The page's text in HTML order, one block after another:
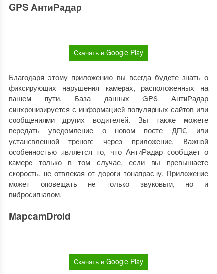
GPS АнтиРадар
Скачать в Google Play
Благодаря этому приложению вы всегда будете знать о
фиксирующих нарушения камерах, расположенных на
вашем пути. База данных GPS АнтиРадар
синхронизируется с информацией популярных сайтов или
сообщениями других водителей. Вы также можете
передать уведомление о новом посте ДПС или
установленной треноге через приложение. Важной
особенностью является то, что АнтиРадар сообщает о
камере только в том случае, если вы превышаете
скорость, не отвлекая от дороги понапрасну. Приложение
может оповещать не только звуковым, но и
вибросигналом.
MapcamDroid
Скачать в Google Play